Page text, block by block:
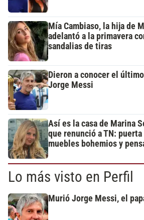
Mía Cambiaso, la hija de
adelantó a la primavera
sandalias de tiras
Dieron a conocer el
Jorge Messi
Así es la casa de Marina
que renunció a TN:
muebles bohemios y
Lo más visto en Perfil
Murió Jorge Messi, el